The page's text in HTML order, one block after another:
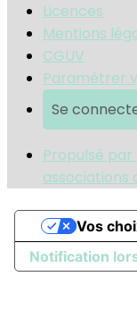
Licences
Mentions
CGUV
Paramétrer
Se
Propulsé
associations
Notification
Vos